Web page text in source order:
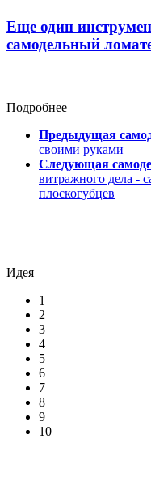
Еще один
самодельный
Подробнее
Предыдущая
своими руками
Следующая
витражного дела -
плоскогубцев
Идея
1
2
3
4
5
6
7
8
9
10